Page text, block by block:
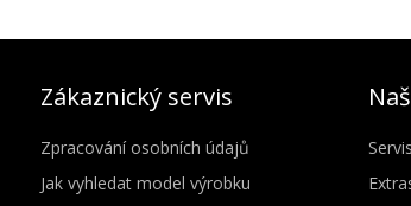
Zákaznický servis
Zpracování osobních údajů
Jak vyhledat model výrobku